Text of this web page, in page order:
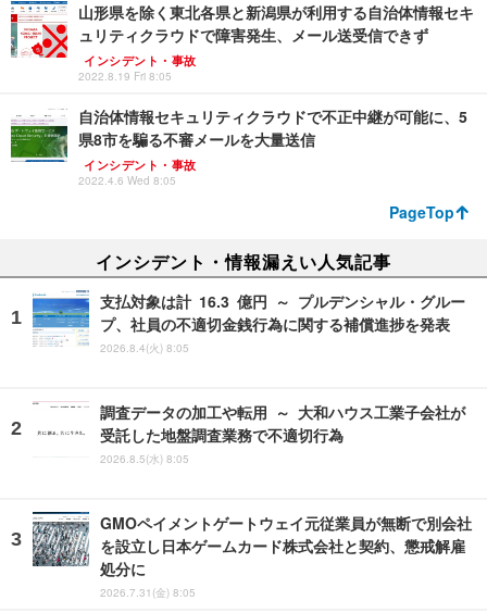
山形県を除く東北各県と新潟県が利用する自治体情報セキ
ュリティクラウドで障害発生、メール送受信できず
インシデント・事故
2022.8.19 Fri 8:05
自治体情報セキュリティクラウドで不正中継が可能に、5
県8市を騙る不審メールを大量送信
インシデント・事故
2022.4.6 Wed 8:05
PageTop
インシデント・情報漏えい人気記事
支払対象は計 16.3 億円 ～ プルデンシャル・グルー
プ、社員の不適切金銭行為に関する補償進捗を発表
2026.8.4(火) 8:05
調査データの加工や転用 ～ 大和ハウス工業子会社が
受託した地盤調査業務で不適切行為
2026.8.5(水) 8:05
GMOペイメントゲートウェイ元従業員が無断で別会社
を設立し日本ゲームカード株式会社と契約、懲戒解雇
処分に
2026.7.31(金) 8:05